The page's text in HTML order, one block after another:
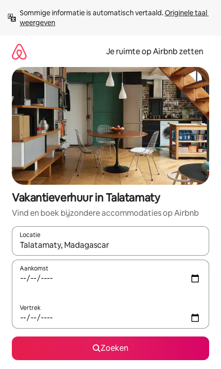
direct
naar
Sommige informatie is automatisch vertaald. Originele taal
weergeven
Je ruimte op Airbnb zetten
Vakantieverhuur in Talatamaty
Vind en boek bijzondere accommodaties op Airbnb
Locatie
Wanneer er suggesties beschikbaar zijn, maak je een keuze
Aankomst
Vertrek
Zoeken